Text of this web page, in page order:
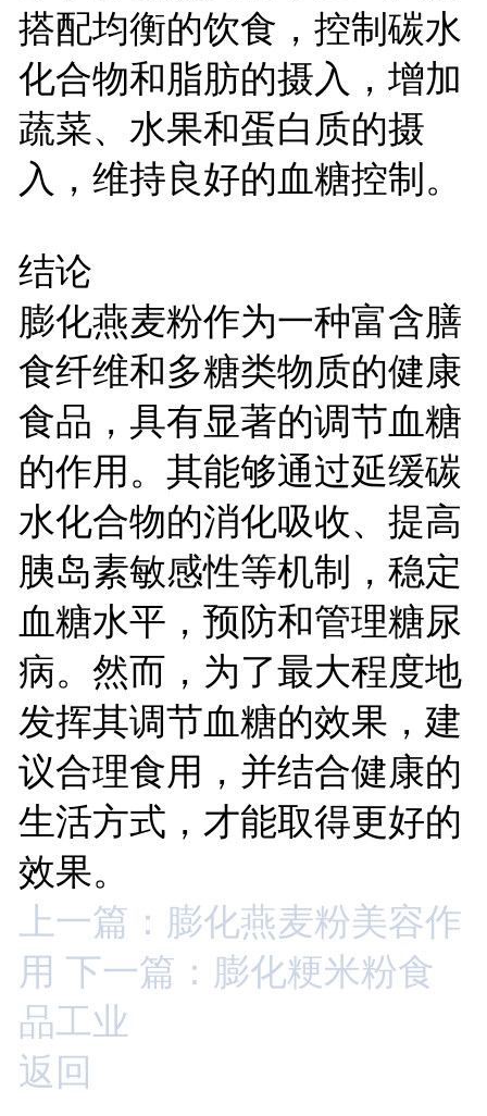
搭配均衡的饮食，控制碳水
化合物和脂肪的摄入，增加
蔬菜、水果和蛋白质的摄
入，维持良好的血糖控制。
结论
膨化燕麦粉作为一种富含膳
食纤维和多糖类物质的健康
食品，具有显著的调节血糖
的作用。其能够通过延缓碳
水化合物的消化吸收、提高
胰岛素敏感性等机制，稳定
血糖水平，预防和管理糖尿
病。然而，为了最大程度地
发挥其调节血糖的效果，建
议合理食用，并结合健康的
生活方式，才能取得更好的
效果。
上一篇：膨化燕麦粉美容作
用 下一篇：膨化粳米粉食
品工业
返回